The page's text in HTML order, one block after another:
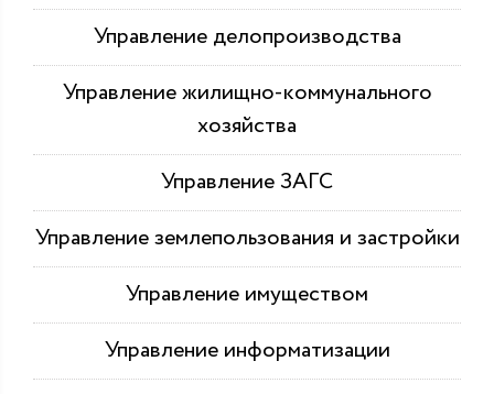
Управление делопроизводства
Управление жилищно-коммунального
хозяйства
Управление ЗАГС
Управление землепользования и застройки
Управление имуществом
Управление информатизации